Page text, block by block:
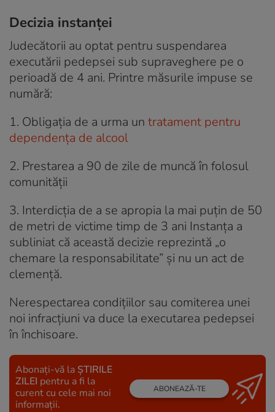
Decizia instanței
Judecătorii au optat pentru suspendarea
executării pedepsei sub supraveghere pe o
perioadă de 4 ani. Printre măsurile impuse se
numără:
1. Obligația de a urma un tratament pentru
dependența de alcool
2. Prestarea a 90 de zile de muncă în folosul
comunității
3. Interdicția de a se apropia la mai puțin de 50
de metri de victime timp de 3 ani Instanța a
subliniat că această decizie reprezintă „o
chemare la responsabilitate” și nu un act de
clemență.
Nerespectarea condițiilor sau comiterea unei
noi infracțiuni va duce la executarea pedepsei
în închisoare.
Abonați-vă la ȘTIRILE
ZILEI pentru a fi la
curent cu cele mai noi
informații.
ABONEAZĂ-TE